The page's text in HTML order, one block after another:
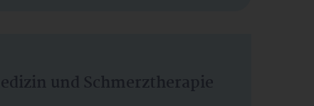
und Schmerztherapie